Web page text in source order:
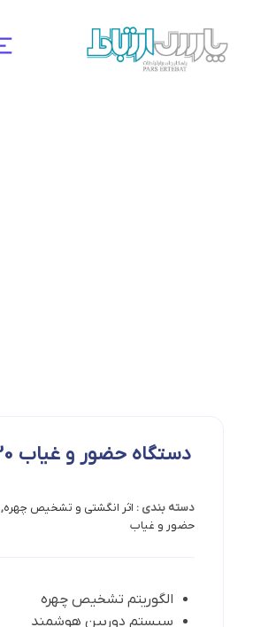
دستگاه حضور و غیاب MB20
دسته بندی : اثر انگشتی و تشخیص چهره,
حضور و غیاب
الگوریتم تشخیص چهره
سیستم دوربین هوشمند